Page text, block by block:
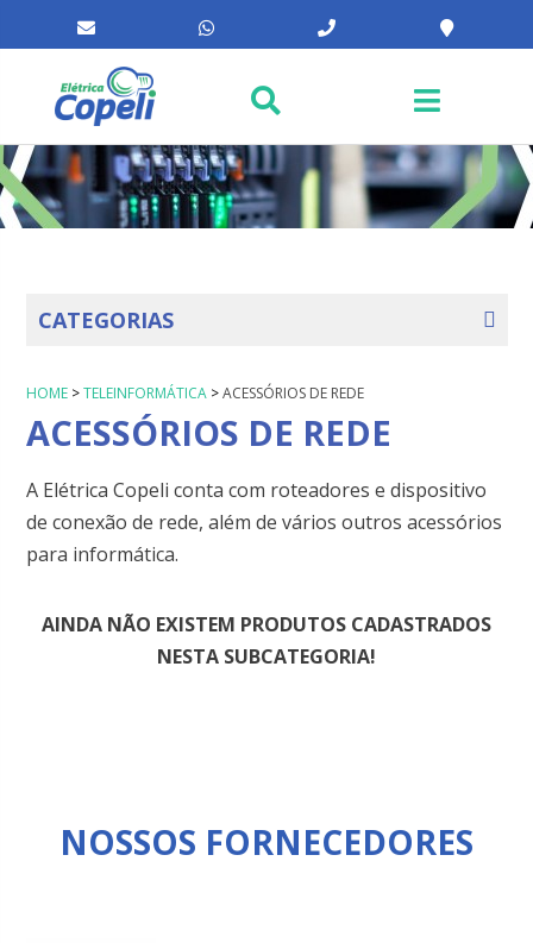
CATEGORIAS
HOME>TELEINFORMÁTICA>ACESSÓRIOS DE REDE
ACESSÓRIOS DE REDE
A Elétrica Copeli conta com roteadores e dispositivo
de conexão de rede, além de vários outros acessórios
para informática.
AINDA NÃO EXISTEM PRODUTOS CADASTRADOS
NESTA SUBCATEGORIA!
NOSSOS FORNECEDORES